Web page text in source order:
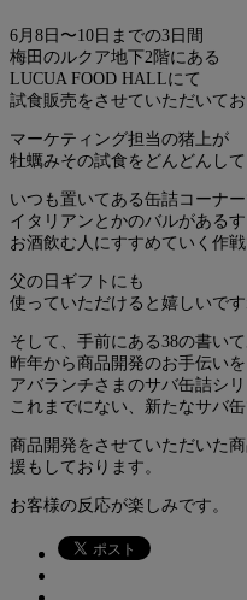
6月8日〜10日までの3日間
梅田のルクア地下2階にある
LUCUA FOOD HALLにて
試食販売をさせていただいてお
マーケティング担当の猪上が
牡蠣みその試食をどんどんして
いつも置いてある缶詰コーナー
イタリアンとかのバルがある
お酒飲む人にすすめていく作戦
父の日ギフトにも
使っていただけると嬉しいです
そして、手前にある38の書い
昨年から商品開発のお手伝い
アバランチさまのサバ缶詰シリ
これまでにない、新たなサバ缶
商品開発をさせていただいた
援もしております。
お客様の反応が楽しみです。